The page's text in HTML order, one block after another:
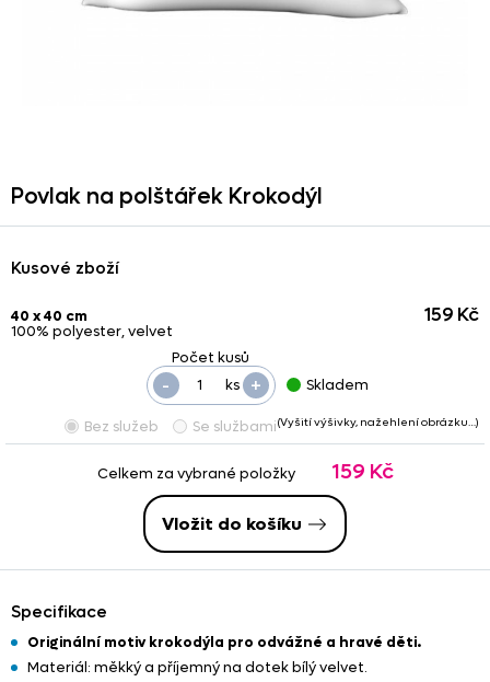
Povlak na polštářek Krokodýl
Kusové zboží
40 x 40 cm
100% polyester, velvet
ks +
-
159 Kč
Skladem
Bez služeb Se službami(Vyšití výšivky, nažehlení obrázku…)
Celkem za vybrané položky 159 Kč
Vložit do košíku
Specifikace
Originální motiv krokodýla pro odvážné a hravé děti.
Materiál: měkký a příjemný na dotek bílý velvet.